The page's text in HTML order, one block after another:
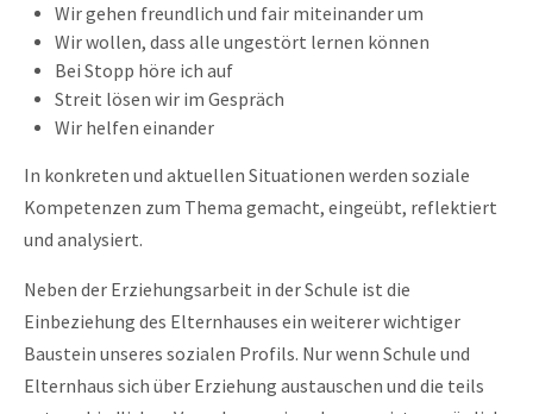
Aenean commodo ligula eget dolor. Aenean massa. Cum
sociis natoque penatibus et magnis dis parturient montes,
nascetur ridiculus mus. Donec quam felis, ultricies nec.
Wir gehen freundlich und fair miteinander um
Wir wollen, dass alle ungestört lernen können
Bei Stopp höre ich auf
Streit lösen wir im Gespräch
Wir helfen einander
In konkreten und aktuellen Situationen werden soziale
Kompetenzen zum Thema gemacht, eingeübt, reflektiert
und analysiert.
Neben der Erziehungsarbeit in der Schule ist die
Einbeziehung des Elternhauses ein weiterer wichtiger
Baustein unseres sozialen Profils. Nur wenn Schule und
Elternhaus sich über Erziehung austauschen und die teils